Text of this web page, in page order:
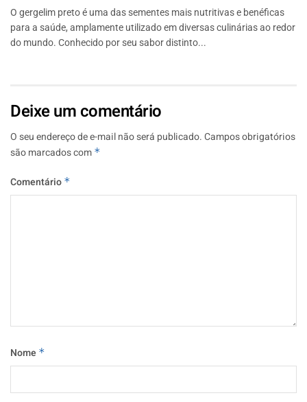
O gergelim preto é uma das sementes mais nutritivas e benéficas
para a saúde, amplamente utilizado em diversas culinárias ao redor
do mundo. Conhecido por seu sabor distinto...
Deixe um comentário
O seu endereço de e-mail não será publicado.Campos obrigatórios
são marcados com *
Comentário *
Nome *